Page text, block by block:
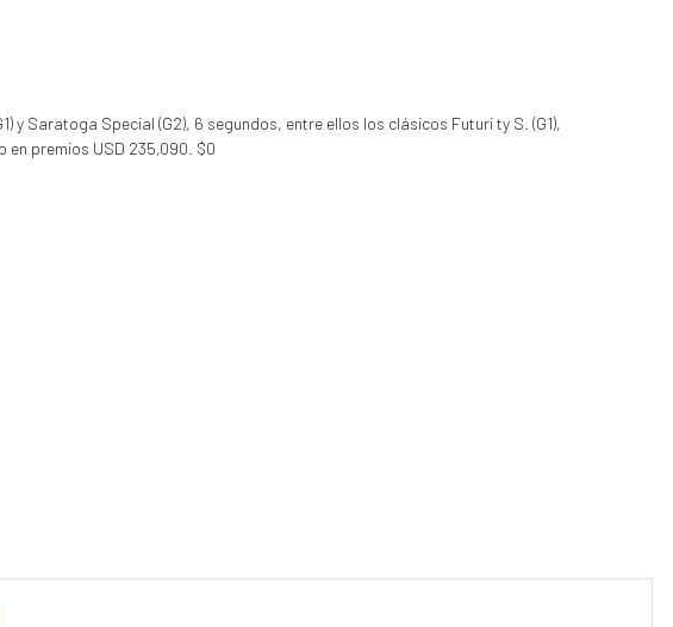
y Saratoga Special (G2), 6 segundos, entre ellos los clásicos Futuri ty S. (G1),
en premios USD 235,090. $0